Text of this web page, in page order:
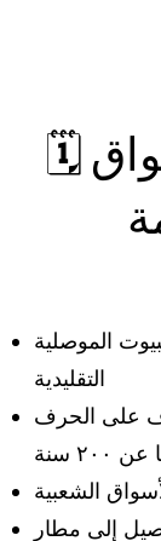
🗓 اليوم الثالث – الأسواق
الموصلية
التقليدية
على الحرف
سنة
الشعبية
إلى مطار